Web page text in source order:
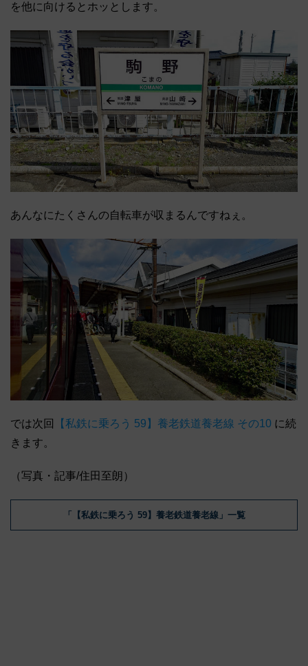
を他に向けるとホッとします。
あんなにたくさんの自転車が収まるんですねぇ。
では次回 【私鉄に乗ろう 59】養老鉄道養老線 その10 に続
きます。
（写真・記事/住田至朗）
「【私鉄に乗ろう 59】養老鉄道養老線」一覧